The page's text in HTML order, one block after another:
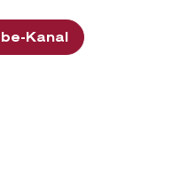
Kanal